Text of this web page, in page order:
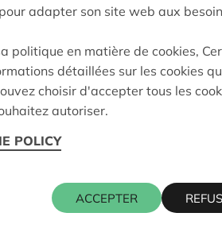
adapter son site web aux
politique en matière de cookies,
détaillées sur les cookies
choisir d'accepter tous les
autoriser.
POLICY
ACCEPTER